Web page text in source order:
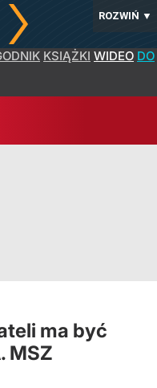
ROZWIŃ ▼
KSIĄŻKI WIDEO DO
ma być
MSZ